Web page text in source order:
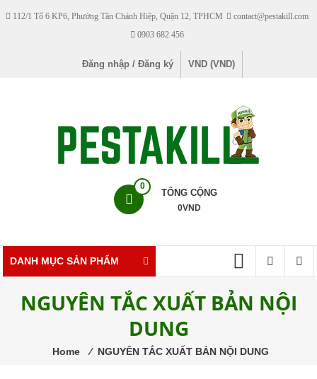
Skip112/1 Tổ 6 KP6, Phường Tân Chánh Hiệp, Quận 12, TPHCM
contact@pestakill.com
0903 682 456
Đăng nhập / Đăng ký VND (VND)
0
TỔNG CỘNG
0VND
DANH MỤC SẢN PHẨM
NGUYÊN TẮC XUẤT BẢN NỘI
DUNG
Home ⁄ NGUYÊN TẮC XUẤT BẢN NỘI DUNG